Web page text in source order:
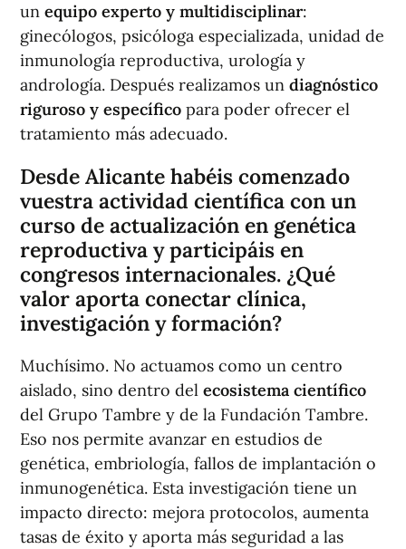
un equipo experto y multidisciplinar:
ginecólogos, psicóloga especializada, unidad de
inmunología reproductiva, urología y
andrología. Después realizamos un diagnóstico
riguroso y específico para poder ofrecer el
tratamiento más adecuado.
Desde Alicante habéis comenzado
vuestra actividad científica con un
curso de actualización en genética
reproductiva y participáis en
congresos internacionales. ¿Qué
valor aporta conectar clínica,
investigación y formación?
Muchísimo. No actuamos como un centro
aislado, sino dentro del ecosistema científico
del Grupo Tambre y de la Fundación Tambre.
Eso nos permite avanzar en estudios de
genética, embriología, fallos de implantación o
inmunogenética. Esta investigación tiene un
impacto directo: mejora protocolos, aumenta
tasas de éxito y aporta más seguridad a las